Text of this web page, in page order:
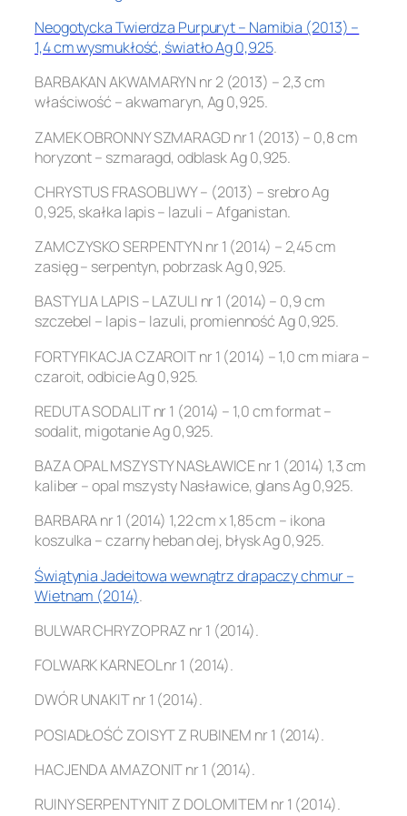
Neogotycka Twierdza Purpuryt – Namibia (2013) –
1,4 cm wysmukłość, światło Ag 0,925.
BARBAKAN AKWAMARYN nr 2 (2013) – 2,3 cm
właściwość – akwamaryn, Ag 0,925.
ZAMEK OBRONNY SZMARAGD nr 1 (2013) – 0,8 cm
horyzont – szmaragd, odblask Ag 0,925.
CHRYSTUS FRASOBLIWY – (2013) – srebro Ag
0,925, skałka lapis – lazuli – Afganistan.
ZAMCZYSKO SERPENTYN nr 1 (2014) – 2,45 cm
zasięg – serpentyn, pobrzask Ag 0,925.
BASTYLIA LAPIS – LAZULI nr 1 (2014) – 0,9 cm
szczebel – lapis – lazuli, promienność Ag 0,925.
FORTYFIKACJA CZAROIT nr 1 (2014) – 1,0 cm miara –
czaroit, odbicie Ag 0,925.
REDUTA SODALIT nr 1 (2014) – 1,0 cm format –
sodalit, migotanie Ag 0,925.
BAZA OPAL MSZYSTY NASŁAWICE nr 1 (2014) 1,3 cm
kaliber – opal mszysty Nasławice, glans Ag 0,925.
BARBARA nr 1 (2014) 1,22 cm x 1,85 cm – ikona
koszulka – czarny heban olej, błysk Ag 0,925.
Świątynia Jadeitowa wewnątrz drapaczy chmur –
Wietnam (2014).
BULWAR CHRYZOPRAZ nr 1 (2014).
FOLWARK KARNEOL nr 1 (2014).
DWÓR UNAKIT nr 1 (2014).
POSIADŁOŚĆ ZOISYT Z RUBINEM nr 1 (2014).
HACJENDA AMAZONIT nr 1 (2014).
RUINY SERPENTYNIT Z DOLOMITEM nr 1 (2014).